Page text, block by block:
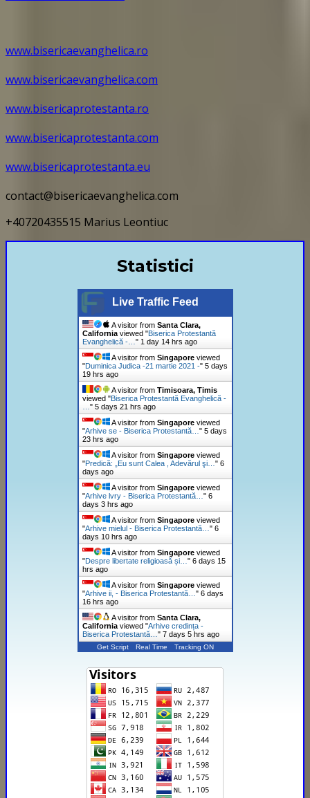
www.bisericaevanghelica.ro
www.bisericaevanghelica.com
www.bisericaprotestanta.ro
www.bisericaprotestanta.com
www.bisericaprotestanta.eu
contact@bisericaevanghelica.com
+40720435515 Marius Leontiuc
Statistici
Live Traffic Feed
A visitor from Santa Clara,
Californiaviewed "Biserica Protestantă
Evanghelică -…" 1 day 14 hrs ago
A visitor from Singaporeviewed
"Duminica Judica -21 martie 2021 -" 5 days
19 hrs ago
A visitor from Timisoara, Timis
viewed "Biserica Protestantă Evanghelică -
…" 5 days 21 hrs ago
A visitor from Singaporeviewed
"Arhive se - Biserica Protestantă…" 5 days
23 hrs ago
A visitor from Singaporeviewed
"Predică: „Eu sunt Calea , Adevărul şi…" 6
days ago
A visitor from Singaporeviewed
"Arhive lvry - Biserica Protestantă…" 6
days 3 hrs ago
A visitor from Singaporeviewed
"Arhive mielul - Biserica Protestantă…" 6
days 10 hrs ago
A visitor from Singaporeviewed
"Despre libertate religioasă și…" 6 days 15
hrs ago
A visitor from Singaporeviewed
"Arhive ii, - Biserica Protestantă…" 6 days
16 hrs ago
A visitor from Santa Clara,
Californiaviewed "Arhive credința -
Biserica Protestantă…" 7 days 5 hrs ago
Get Script Real Time Tracking ON